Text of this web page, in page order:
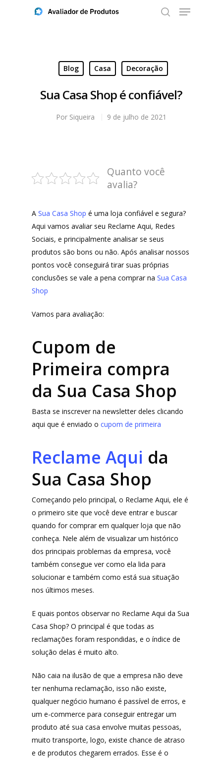
Aperte ENTER para buscar ou ESC para fechar
Blog Casa Decoração
Sua Casa Shop é confiável?
Por Siqueira 9 de julho de 2021
Quanto você
avalia?
A Sua Casa Shop é uma loja confiável e segura?
Aqui vamos avaliar seu Reclame Aqui, Redes
Sociais, e principalmente analisar se seus
produtos são bons ou não. Após analisar nossos
pontos você conseguirá tirar suas próprias
conclusões se vale a pena comprar na Sua Casa
Shop
Vamos para avaliação:
Cupom de
Primeira compra
da Sua Casa Shop
Basta se inscrever na newsletter deles clicando
aqui que é enviado o cupom de primeira
Reclame Aqui da
Sua Casa Shop
Começando pelo principal, o Reclame Aqui, ele é
o primeiro site que você deve entrar e buscar
quando for comprar em qualquer loja que não
conheça. Nele além de visualizar um histórico
dos principais problemas da empresa, você
também consegue ver como ela lida para
solucionar e também como está sua situação
nos últimos meses.
E quais pontos observar no Reclame Aqui da Sua
Casa Shop? O principal é que todas as
reclamações foram respondidas, e o índice de
solução delas é muito alto.
Não caia na ilusão de que a empresa não deve
ter nenhuma reclamação, isso não existe,
qualquer negócio humano é passível de erros, e
um e-commerce para conseguir entregar um
produto até sua casa envolve muitas pessoas,
muito transporte, logo, existe chance de atraso
e de produtos chegarem errados. Esse é o